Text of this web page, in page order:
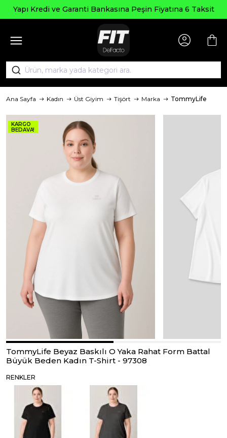
Yapı Kredi ve Garanti Bankasına Peşin Fiyatına 6 Taksit
Ana Sayfa Kadın Üst Giyim Tişört Marka TommyLife
KARGO
BEDAVA!
TommyLife Beyaz Baskılı O Yaka Rahat Form Battal
Büyük Beden Kadın T-Shirt - 97308
RENKLER